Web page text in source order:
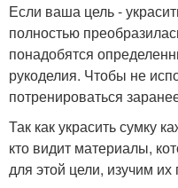
Если ваша цель -
полностью
понадобятся
рукоделия. Чтобы не
потренироваться
Так как украсить сумку
кто видит материалы,
для этой цели, изучим